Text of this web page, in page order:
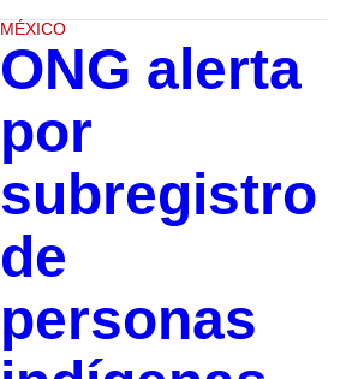
MÉXICO
ONG alerta
por
subregistro
de
personas